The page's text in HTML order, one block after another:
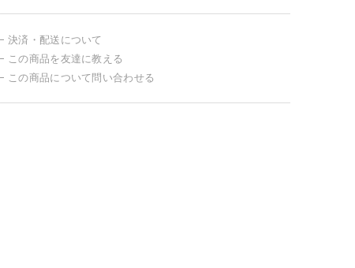
決済・配送について
この商品を友達に教える
この商品について問い合わせる